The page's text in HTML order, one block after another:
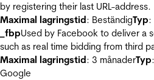
by registering their last URL-address.
Maximal lagringstid: BeständigTyp:
_fbpUsed by Facebook to deliver a
such as real time bidding from third
Maximal lagringstid: 3 månaderTyp
Google